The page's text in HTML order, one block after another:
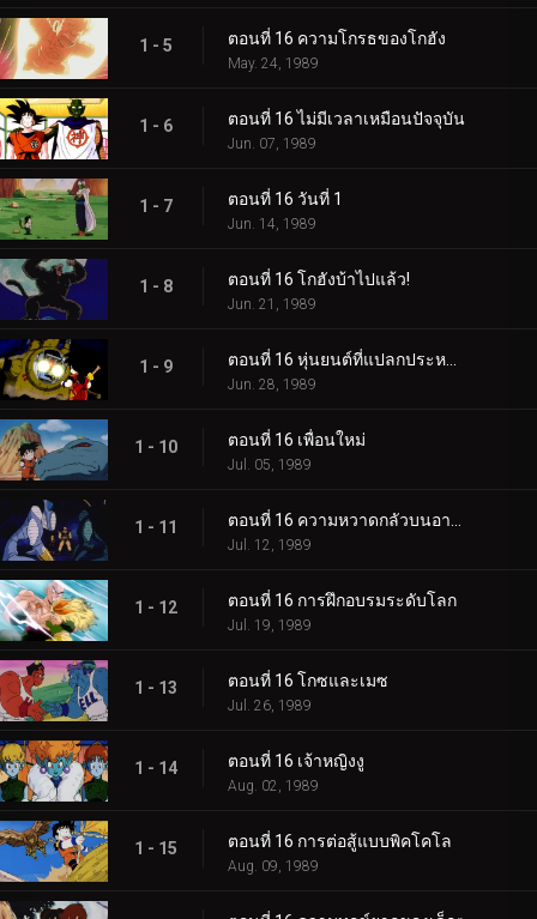
1 - 5 ตอนที่ 16 ความโกรธของโกฮัง
May. 24, 1989
1 - 6 ตอนที่ 16 ไม่มีเวลาเหมือนปัจจุบัน
Jun. 07, 1989
1 - 7 ตอนที่ 16 วันที่ 1
Jun. 14, 1989
1 - 8 ตอนที่ 16 โกฮังบ้าไปแล้ว!
Jun. 21, 1989
1 - 9
Jun. 28, 1989
1 - 10 ตอนที่ 16 เพื่อนใหม่
Jul. 05, 1989
1 - 11
Jul. 12, 1989
1 - 12 ตอนที่ 16 การฝึกอบรมระดับโลก
Jul. 19, 1989
1 - 13 ตอนที่ 16 โกซและเมซ
Jul. 26, 1989
1 - 14 ตอนที่ 16 เจ้าหญิงงู
Aug. 02, 1989
1 - 15 ตอนที่ 16 การต่อสู้แบบพิคโคโล
Aug. 09, 1989